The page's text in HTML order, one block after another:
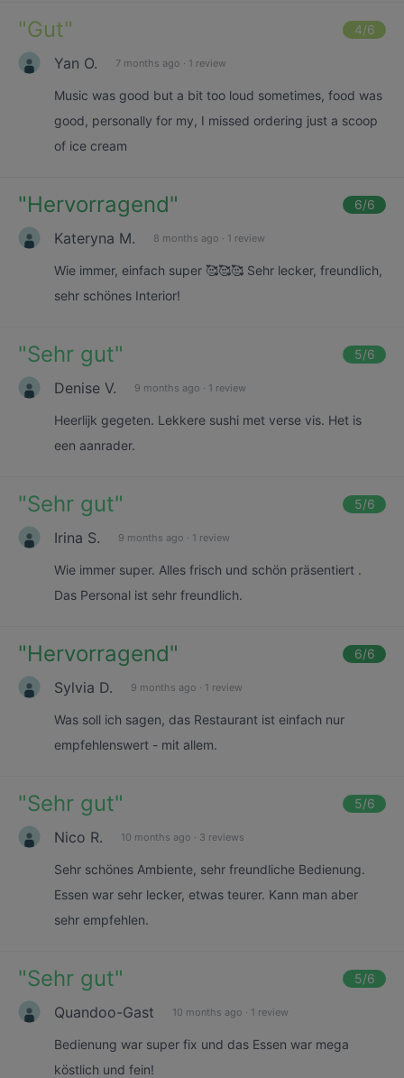
"Gut" 4/6
Yan O. 7 months ago · 1 review
Music was good but a bit too loud sometimes, food was
good, personally for my, I missed ordering just a scoop
of ice cream
"Hervorragend" 6/6
Kateryna M. 8 months ago · 1 review
Wie immer, einfach super 🥰🥰🥰 Sehr lecker, freundlich,
sehr schönes Interior!
"Sehr gut" 5/6
Denise V. 9 months ago · 1 review
Heerlijk gegeten. Lekkere sushi met verse vis. Het is
een aanrader.
"Sehr gut" 5/6
Irina S. 9 months ago · 1 review
Wie immer super. Alles frisch und schön präsentiert .
Das Personal ist sehr freundlich.
"Hervorragend" 6/6
Sylvia D. 9 months ago · 1 review
Was soll ich sagen, das Restaurant ist einfach nur
empfehlenswert - mit allem.
"Sehr gut" 5/6
Nico R. 10 months ago · 3 reviews
Sehr schönes Ambiente, sehr freundliche Bedienung.
Essen war sehr lecker, etwas teurer. Kann man aber
sehr empfehlen.
"Sehr gut" 5/6
Quandoo-Gast 10 months ago · 1 review
Bedienung war super fix und das Essen war mega
köstlich und fein!